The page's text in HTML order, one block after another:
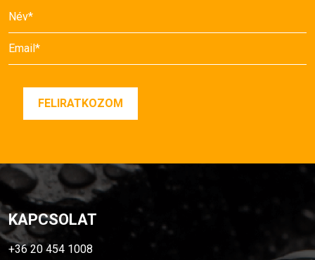
KAPCSOLAT
+36 20 454 1008